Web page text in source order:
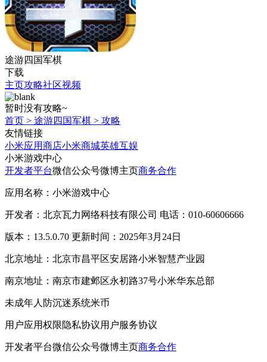
途游四国军棋
下载
主页攻略社区视频
暂时没有攻略~
首页 > 途游四国军棋 > 攻略
友情链接
小米应用商店小米商城英雄互娱
小米游戏中心
开发者平台微信公众号微博主页商务合作
应用名称：小米游戏中心
开发者：北京瓦力网络科技有限公司 电话：010-60606666
版本：13.5.0.70 更新时间：2025年3月24日
北京地址：北京市昌平区安居路小米智慧产业园
南京地址：南京市建邺区永初路37号小米华东总部
未成年人防沉迷系统米币
用户应用权限隐私协议用户服务协议
开发者平台微信公众号微博主页商务合作